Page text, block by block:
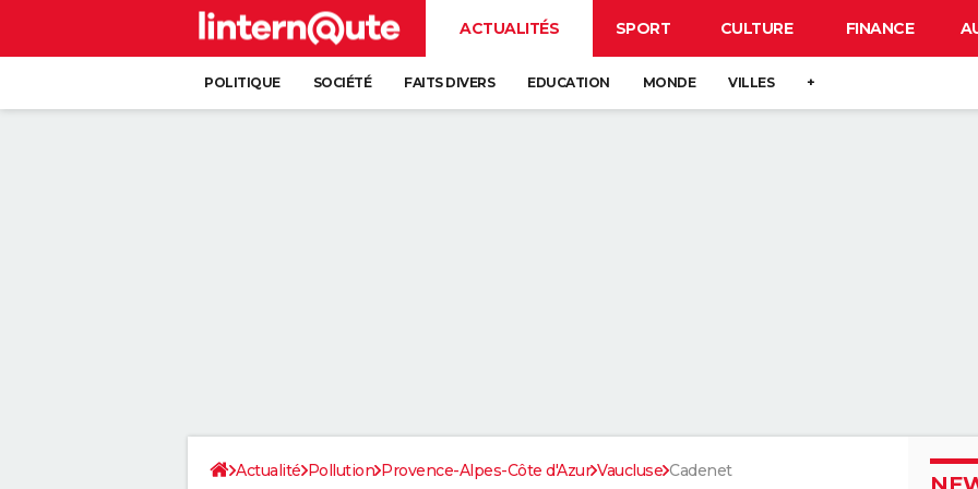
ACTUALITÉS SPORT CULTURE FINANCE
POLITIQUE SOCIÉTÉ FAITS DIVERS EDUCATION MONDE VILLES +
Actualité Pollution Provence-Alpes-Côte d'Azur Vaucluse Cadenet